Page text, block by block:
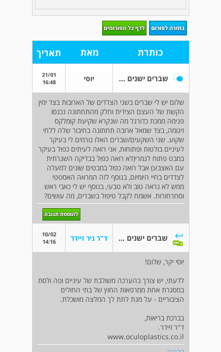
כותרת מאת תאריך
שברים ישנים שהתאחו יוסי
21/01
16:48
שלום יש לי שברים בשני הצדדים של הארובות בצד ימין
הקשת של העצם הצידית וחלק מהתחתונה נכנסו
פנימה ממכת כדורגל מה שנקרא שקיעת קומלקס
זיגומה, בצד שמאל ארובה תחתונה בחיבור שלה ללחי
שקוע. שני השקעים/שברים האלו גורמים לי בעיקר
לעיניים בולטות ופתוחות, אני רואה לעיתים כפול בעיקר
במבט פתוח לגמרי(לא רואה כפול בבדיקה השגרתית
עם האצבע) אבל רואה כפול במבטים שונים למעלה
לצדדים בחיי היומיום, בנוסף לזה המראה האסטטי
ממש לא נראה טוב ולא טבעי, בנוסף יש לי כאבי ראש
וסחרחורות. אשמח לקבל טיפול בשברים, מה עושים?
שברים ישנים שהתאחו ד"ר ניר זיידר
10/02
14:16
יוסי יקר, שלום!
לדעתי, יש צורך בהערכה משולבת של עיניים ופה ולסת
במסגרת אחת ממרפאות החוץ של בתי החולים
הציבוריים - על מנת לתת לך המלצה מושכלת.
בברכת בריאות,
ד"ר זיידר.
www.oculoplastics.co.il